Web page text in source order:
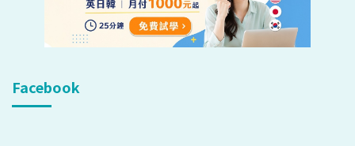
Facebook